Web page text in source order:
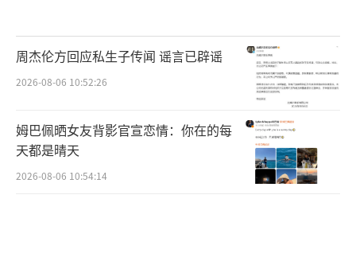
周杰伦方回应私生子传闻 谣言已辟谣
2026-08-06 10:52:26
姆巴佩晒女友背影官宣恋情：你在的每
天都是晴天
2026-08-06 10:54:14